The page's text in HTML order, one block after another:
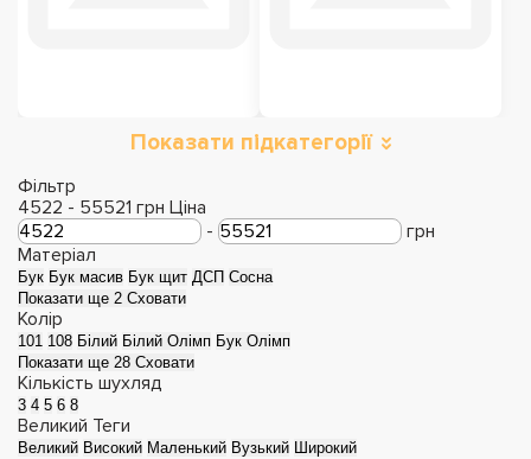
Показати підкатегорії
Фільтр
4522 - 55521 грн Ціна
-
грн
Матеріал
Бук Бук масив Бук щит ДСП Сосна
Показати ще 2 Сховати
Колір
101 108 Білий Білий Олімп Бук Олімп
Показати ще 28 Сховати
Кількість шухляд
3 4 5 6 8
Великий Теги
Великий Високий Маленький Вузький Широкий